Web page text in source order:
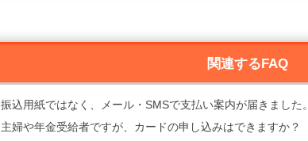
関連するFAQ
振込用紙ではなく、メール・SMSで支払い案内が届きました。
主婦や年金受給者ですが、カードの申し込みはできますか？